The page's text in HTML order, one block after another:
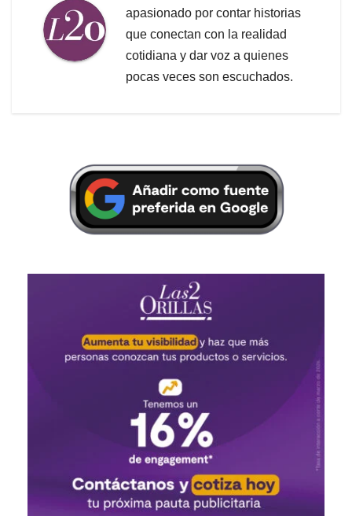
apasionado por contar historias
que conectan con la realidad
cotidiana y dar voz a quienes
pocas veces son escuchados.